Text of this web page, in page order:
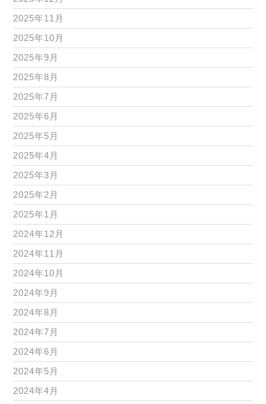
2025年11月
2025年10月
2025年9月
2025年8月
2025年7月
2025年6月
2025年5月
2025年4月
2025年3月
2025年2月
2025年1月
2024年12月
2024年11月
2024年10月
2024年9月
2024年8月
2024年7月
2024年6月
2024年5月
2024年4月